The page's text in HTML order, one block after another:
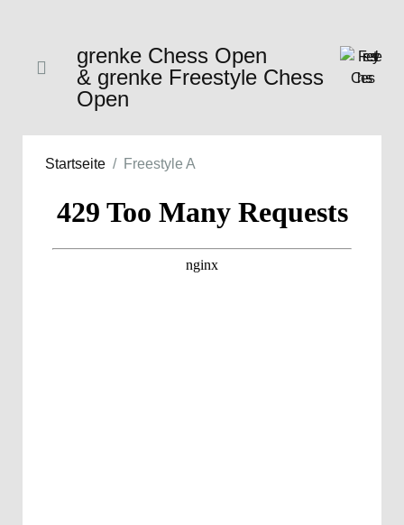
grenke Chess Open
& grenke Freestyle Chess
Open
Startseite Freestyle A